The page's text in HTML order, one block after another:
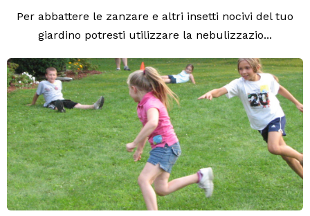
Per abbattere le zanzare e altri insetti nocivi del tuo
giardino potresti utilizzare la nebulizzazio...